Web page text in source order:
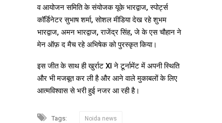
व आयोजन समिति के संयोजक यूके भारद्वाज, स्पोर्ट्स
कॉर्डिनेटर सुभाष शर्मा, सोशल मीडिया देख रहे शुभम
भारद्वाज, अमन भारद्वाज, राजेंद्र सिंह, जे के एस चौहान ने
मेन ऑफ़ द मैच रहे अभिषेक को पुरस्कृत किया।
इस जीत के साथ ही खुर्राट XI ने टूर्नामेंट में अपनी स्थिति
और भी मजबूत कर ली है और आने वाले मुकाबलों के लिए
आत्मविश्वास से भरी हुई नजर आ रही है।
Tags: Noida news